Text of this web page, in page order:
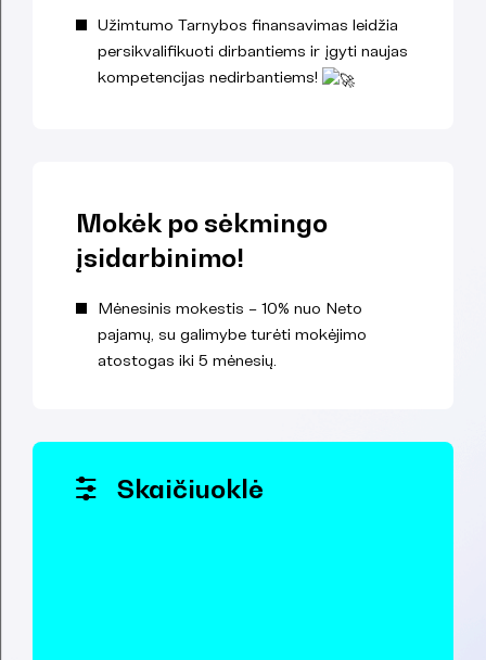
Užimtumo Tarnybos finansavimas leidžia
persikvalifikuoti dirbantiems ir įgyti naujas
kompetencijas nedirbantiems!
Mokėk po sėkmingo
įsidarbinimo!
Mėnesinis mokestis – 10% nuo Neto
pajamų, su galimybe turėti mokėjimo
atostogas iki 5 mėnesių.
Skaičiuoklė